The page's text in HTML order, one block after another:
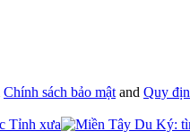
Chính sách bảo mật and Quy